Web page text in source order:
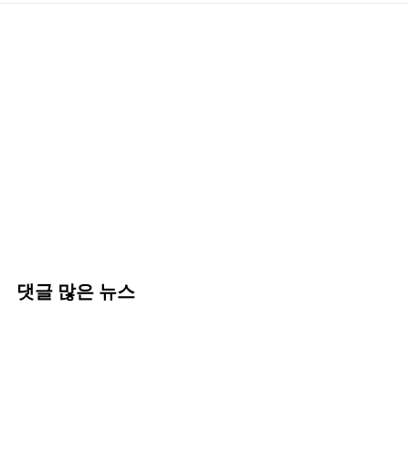
댓글 많은 뉴스